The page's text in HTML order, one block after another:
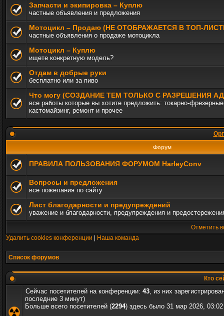
Запчасти и экипировка – Куплю
частные объявления и предложения
Мотоцикл – Продаю (НЕ ОТОБРАЖАЕТСЯ В ТОП-
частные объявления о продаже мотоцикла
Мотоцикл – Куплю
ищете конкретную модель?
Отдам в добрые руки
бесплатно или за пиво
Что могу (СОЗДАНИЕ ТЕМ ТОЛЬКО С РАЗРЕШЕНИЯ
все работы которые вы хотите предложить: токарно-
кастомайзинг, ремонт и прочее
Форум
ПРАВИЛА ПОЛЬЗОВАНИЯ ФОРУМОМ HarleyConv
Вопросы и предложения
все пожелания по сайту
Лист благодарности и предупреждений
уважение и благодарности, предупреждения и
Отметить
Удалить cookies конференции
Наша команда
Список форумов
Кто
Сейчас посетителей на конференции: 43, из них
последние 3 минут)
Больше всего посетителей (2294) здесь было 31 мар 2026, 03:02